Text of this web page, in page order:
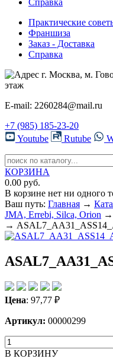
Справка
Практические
Франшиза
Заказ - Доставка
Справка
г. Москва, м.
этаж
E-mail: 2260284@mail.ru
+7 (985) 185-23-20
Youtube
Rutube
КОРЗИНА
0.00 руб.
В корзине нет ни одного
Ваш путь: Главная →
JMA, Errebi, Silca, Orion →
→
Цена: 97,77 ₽
Артикул: 00000299
В КОРЗИНУ